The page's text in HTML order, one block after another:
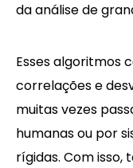
da análise de
Esses algoritmos
correlações e
muitas vezes
humanas ou por
rígidas. Com